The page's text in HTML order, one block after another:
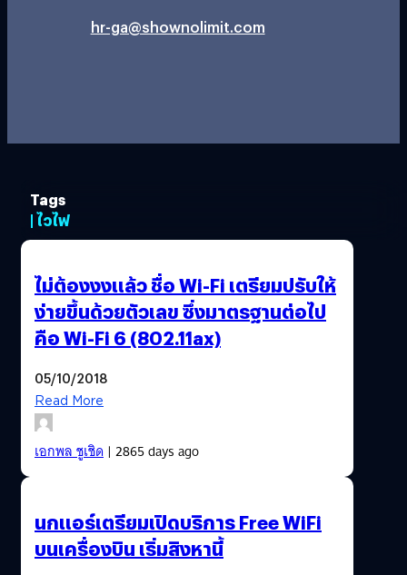
hr-ga@shownolimit.com
Tags
| ไวไฟ
ไม่ต้องงงแล้ว ชื่อ Wi-Fi เตรียมปรับให้
ง่ายขึ้นด้วยตัวเลข ซึ่งมาตรฐานต่อไป
คือ Wi-Fi 6 (802.11ax)
05/10/2018
Read More
เอกพล ชูเชิด| 2865 days ago
นกแอร์เตรียมเปิดบริการ Free WiFi
บนเครื่องบิน เริ่มสิงหานี้